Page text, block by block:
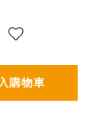
多規格)
購物車